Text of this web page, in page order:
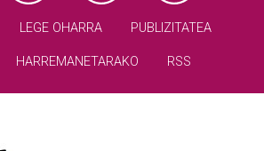
LEGE OHARRA PUBLIZITATEA
HARREMANETARAKO RSS